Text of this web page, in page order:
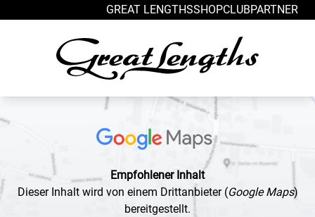
GREAT LENGTHSSHOPCLUBPARTNER
Empfohlener Inhalt
Dieser Inhalt wird von einem Drittanbieter (Google Maps)
bereitgestellt.